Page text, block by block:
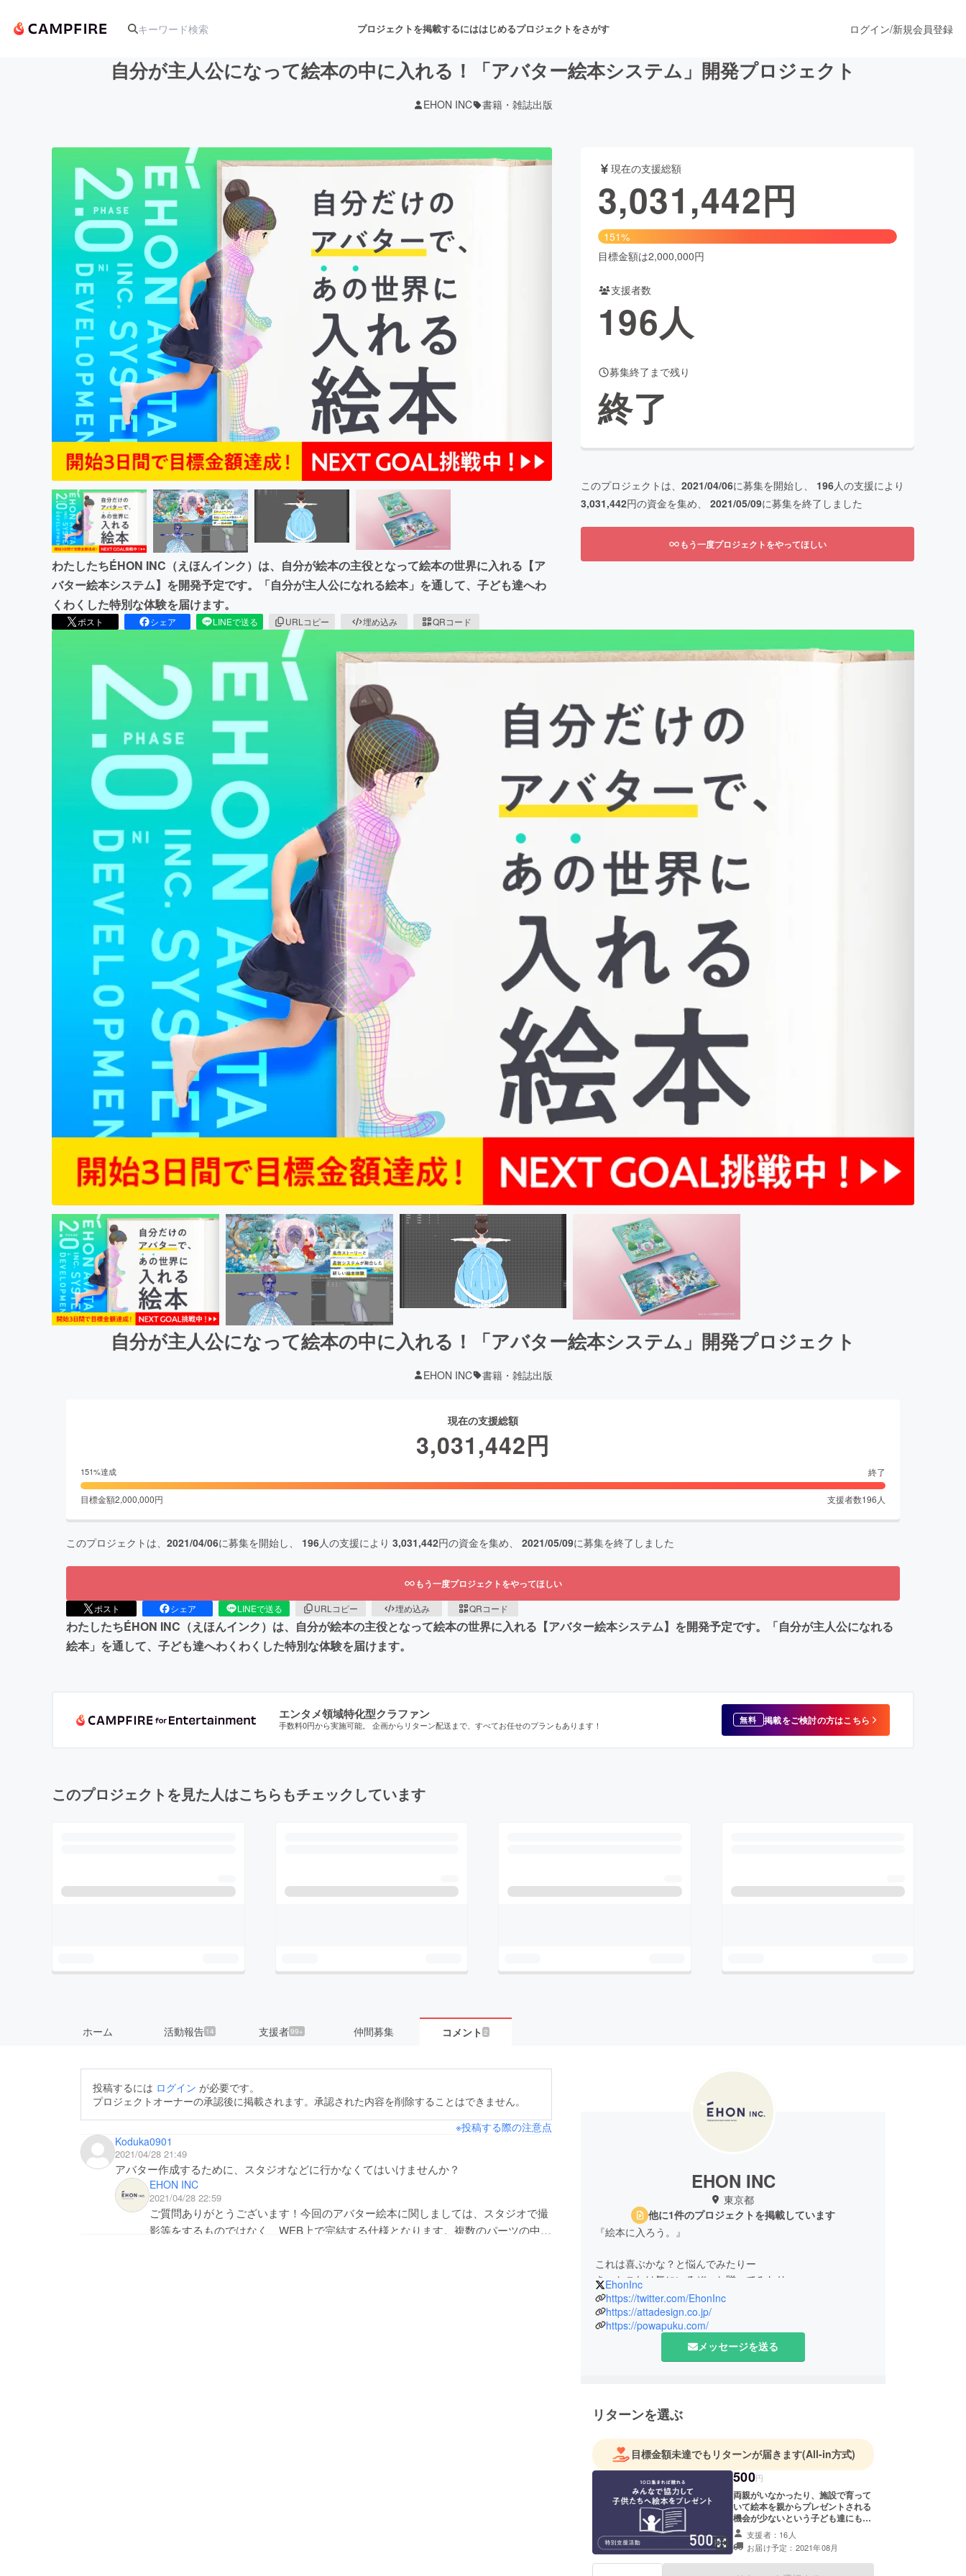
プロジェクトを掲載するにははじめるプロジェクトをさがす
アート・写真 舞台・パフォーマンス
テクノロジー・ガジェット ゲーム・サービス開発 ファッション
映像・映画 書籍・雑誌出版
ビジネス・起業 チャレンジ ビューティー・ヘルスケア
まちづくり・地域活性化
CAMPFIRE for Social Good
CAMPFIREふるさと納税
ログイン/新規会員登録
自分が主人公になって絵本の中に入れる！「アバター絵本システム」開発プロジェクト
EHON INC 書籍・雑誌出版
わたしたちÉHON INC（えほんインク）は、自分が絵本の主役となって絵本の世界に入れる【ア
バター絵本システム】を開発予定です。「自分が主人公になれる絵本」を通して、子ども達へわ
くわくした特別な体験を届けます。
ポスト シェア LINEで送る URLコピー 埋め込み QRコード
現在の支援総額
3,031,442円
151%
目標金額は2,000,000円
支援者数
196人
募集終了まで残り
終了
このプロジェクトは、 2021/04/06に募集を開始し、 196人の支援により
3,031,442円の資金を集め、 2021/05/09に募集を終了しました
もう一度プロジェクトをやってほしい
自分が主人公になって絵本の中に入れる！「アバター絵本システム」開発プロジェクト
EHON INC 書籍・雑誌出版
現在の支援総額
3,031,442円
151%達成 終了
目標金額2,000,000円 支援者数196 人
このプロジェクトは、 2021/04/06に募集を開始し、 196人の支援により 3,031,442円の資金を集め、 2021/05/09に募集を終了しました
もう一度プロジェクトをやってほしい
ポスト シェア LINEで送る URLコピー 埋め込み QRコード
わたしたちÉHON INC（えほんインク）は、自分が絵本の主役となって絵本の世界に入れる【アバター絵本システム】を開発予定です。「自分が主人公になれる
絵本」を通して、子ども達へわくわくした特別な体験を届けます。
エンタメ領域特化型クラファン
手数料0円から実施可能。 企画からリターン配送まで、すべてお任せのプランもあります！ 無料 掲載をご検討の方はこちら
このプロジェクトを見た人はこちらもチェックしています
ホーム 活動報告 14 支援者99+ 仲間募集 コメント 2
投稿するには ログイン が必要です。
プロジェクトオーナーの承認後に掲載されます。承認された内容を削除することはできません。
※投稿する際の注意点
Koduka0901
2021/04/28 21:49
アバター作成するために、スタジオなどに行かなくてはいけませんか？
EHON INC
2021/04/28 22:59
ご質問ありがとうございます！今回のアバター絵本に関しましては、スタジオで撮
影等をするものではなく、WEB上で完結する仕様となります。複数のパーツの中か
EHON INC
東京都
他に1件のプロジェクトを掲載しています
『絵本に入ろう。』
これは喜ぶかな？と悩んでみたりー
きっとこれは気にいるぞ。と贈ってみたりー
読んで読んで！とせがまれて何度も読んであげたりー
絵本ってどの瞬間も楽しいですよね。
そんな絵本を、今度はつくってみませんか？
ストーリー構築からわたしたちの仲間に”入って”いただくこ
とで、
あなたの物語の絵本の中へ”入れる”ことができます。
あなたの大切な想いを、いつもとはちょっと違う所から届け
ます。
そう、絵本の中から。
EhonInc
https://twitter.com/EhonInc
https://attadesign.co.jp/
https://powapuku.com/
メッセージを送る
リターンを選ぶ
目標金額未達でもリターンが届きます(All-in方式)
500円
両親がいなかったり、施設で育って
いて絵本を親からプレゼントされる
機会が少ないという子ども達にも
「自分が主人公になれるアバター絵
本」を届けたいです。みなさまの温
かいお気持ちを集めて、子ども達へ
絵本をプレゼントしていきます。ぜ
支援者：16人
お届け予定：2021年08月